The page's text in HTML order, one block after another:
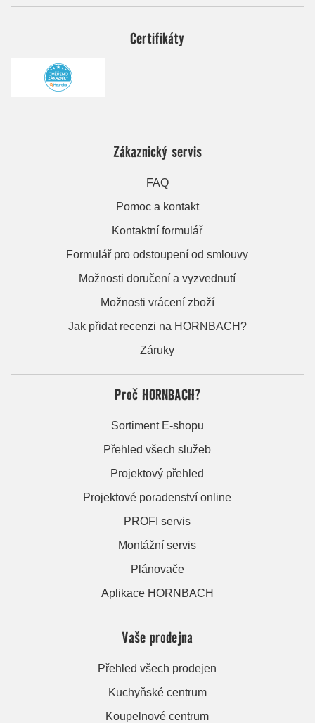
Certifikáty
Zákaznický servis
FAQ
Pomoc a kontakt
Kontaktní formulář
Formulář pro odstoupení od smlouvy
Možnosti doručení a vyzvednutí
Možnosti vrácení zboží
Jak přidat recenzi na HORNBACH?
Záruky
Proč HORNBACH?
Sortiment E-shopu
Přehled všech služeb
Projektový přehled
Projektové poradenství online
PROFI servis
Montážní servis
Plánovače
Aplikace HORNBACH
Vaše prodejna
Přehled všech prodejen
Kuchyňské centrum
Koupelnové centrum